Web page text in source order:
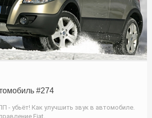
#274
- убьёт! Как улучшить звук в автомобиле.
Fiat.